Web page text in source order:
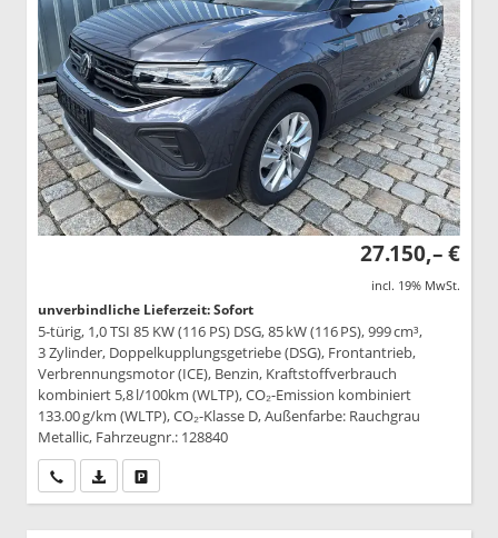
27.150,– €
incl. 19% MwSt.
unverbindliche Lieferzeit: Sofort
5-türig, 1,0 TSI 85 KW (116 PS) DSG, 85 kW (116 PS), 999 cm³,
3 Zylinder, Doppelkupplungsgetriebe (DSG), Frontantrieb,
Verbrennungsmotor (ICE), Benzin, Kraftstoffverbrauch
kombiniert 5,8 l/100km (WLTP), CO₂-Emission kombiniert
133.00 g/km (WLTP), CO₂-Klasse D, Außenfarbe: Rauchgrau
Metallic, Fahrzeugnr.: 128840
Wir rufen Sie anPDF-Datei, Fahrzeugexposé drucken